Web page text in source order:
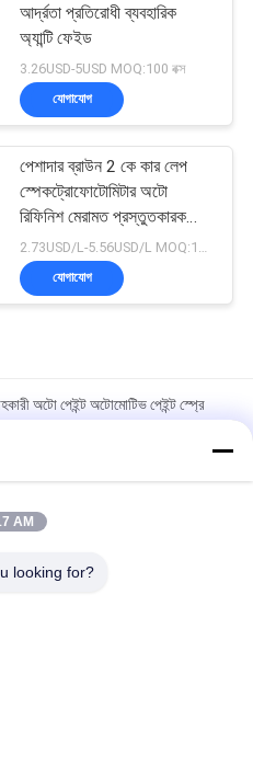
আর্দ্রতা প্রতিরোধী ব্যবহারিক
অ্যান্টি ফেইড
3.26USD-5USD MOQ:100 বক্স
যোগাযোগ
পেশাদার ব্রাউন 2 কে কার লেপ
স্পেকট্রোফোটোমিটার অটো
রিফিনিশ মেরামত প্রস্তুতকারক
অটোমোবাইল গাড়ি পেইন্টিং
যোগাযোগ
অটো পেইন্ট অটোমোটিভ পেইন্ট স্প্রে
বিবর্ণতা প্রতিরোধী শীর্ষ স্তর,
AM
looking for?